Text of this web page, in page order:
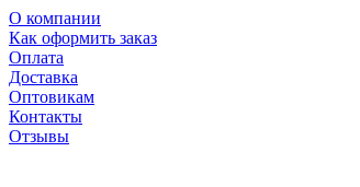
О компании
Как оформить заказ
Оплата
Доставка
Оптовикам
Контакты
Отзывы